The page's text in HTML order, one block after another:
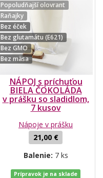
Popoludňajší olovrant
Raňajky
Bez éček
Bez glutamátu (E621)
Bez GMO
Bez mäsa
NÁPOJ s príchuťou
BIELA ČOKOLÁDA
v prášku so sladidlom,
7 kusov
Nápoje v prášku
21,00 €
Balenie: 7 ks
Prípravok je na sklade